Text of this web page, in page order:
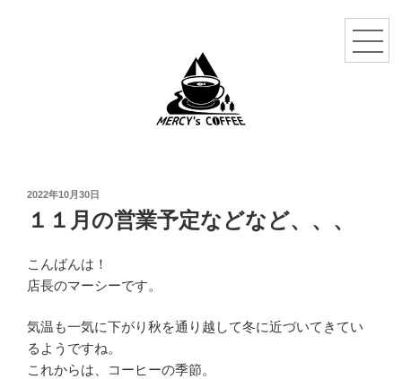
投
日:
2022年10月30日
１１月の営業予定などなど、、、
こんばんは！
店長のマーシーです。
気温も一気に下がり秋を通り越して冬に近づいてきてい
るようですね。
これからは、コーヒーの季節。